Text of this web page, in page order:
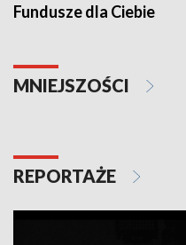
Fundusze dla Ciebie
MNIEJSZOŚCI
REPORTAŻE